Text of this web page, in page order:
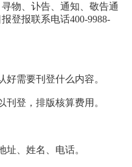
物、讣告、通知、敬告通
登报联系电话400-9988-
好需要刊登什么内容。
刊登，排版核算费用。
址、姓名、电话。